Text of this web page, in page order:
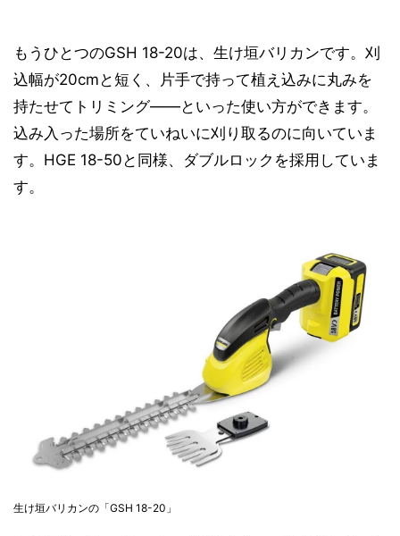
もうひとつのGSH 18-20は、生け垣バリカンです。刈
込幅が20cmと短く、片手で持って植え込みに丸みを
持たせてトリミング――といった使い方ができます。
込み入った場所をていねいに刈り取るのに向いていま
す。HGE 18-50と同様、ダブルロックを採用していま
す。
生け垣バリカンの「GSH 18-20」